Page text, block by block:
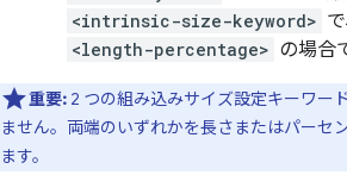
<intrinsic-size-keyword>
<length-percentage> の場合
重要: 2 つの組み込みサイズ設定キーワー
ません。両端のいずれかを長さまたはパーセ
ます。